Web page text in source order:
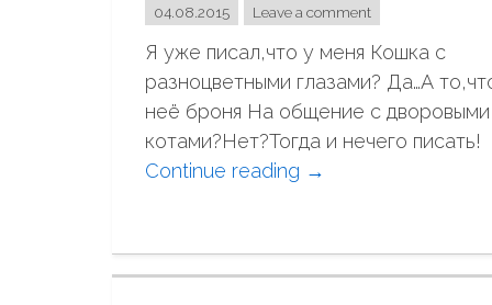
т
к
и
б
л
а
к
о
04.08.2015 Leave a comment
Я уже писал,что у меня Кошка с
разноцветными глазами? Да…А
неё броня На общение с дворовыми
котами?Нет?Тогда и нечего писать!
Continue reading "
у
→